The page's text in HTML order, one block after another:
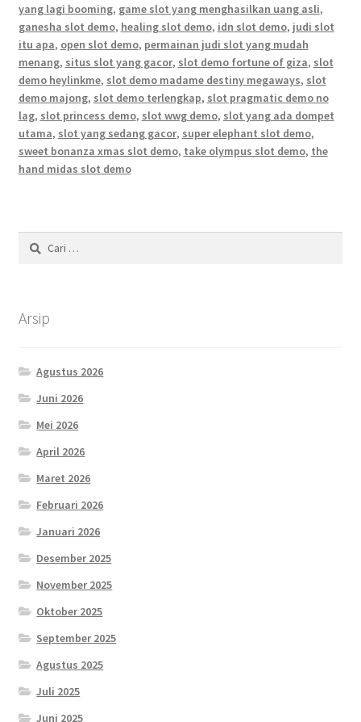
yang lagi booming, game slot yang menghasilkan uang asli,
ganesha slot demo, healing slot demo, idn slot demo, judi slot
itu apa, open slot demo, permainan judi slot yang mudah
menang, situs slot yang gacor, slot demo fortune of giza, slot
demo heylinkme, slot demo madame destiny megaways, slot
demo majong, slot demo terlengkap, slot pragmatic demo no
lag, slot princess demo, slot wwg demo, slot yang ada dompet
utama, slot yang sedang gacor, super elephant slot demo,
sweet bonanza xmas slot demo, take olympus slot demo, the
hand midas slot demo
Cari
untuk:
Arsip
Agustus 2026
Juni 2026
Mei 2026
April 2026
Maret 2026
Februari 2026
Januari 2026
Desember 2025
November 2025
Oktober 2025
September 2025
Agustus 2025
Juli 2025
Juni 2025